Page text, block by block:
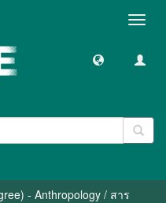
- Anthropology / สาร